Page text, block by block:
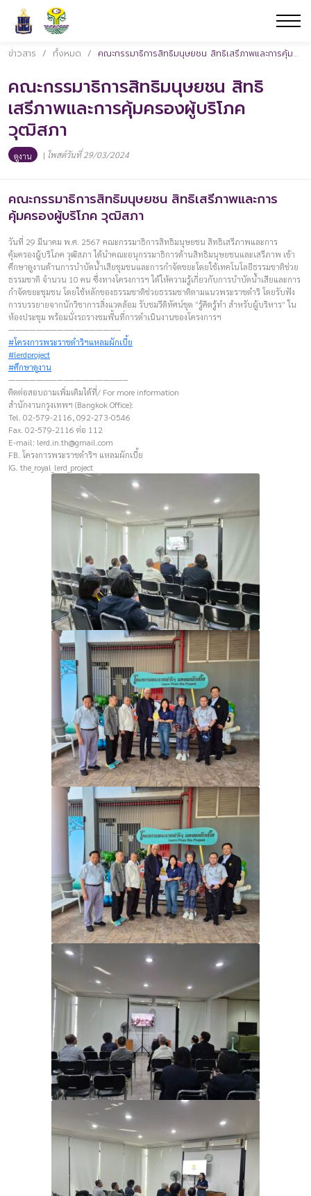
ข่าวสาร / ทั้งหมด / คณะกรรมาธิการสิทธิมนุษยชน สิทธิเสรีภาพและการคุ้มครองผู้บริโภค วุฒิสภา
คณะกรรมาธิการสิทธิมนุษยชน สิทธิ
เสรีภาพและการคุ้มครองผู้บริโภค
วุฒิสภา
ดูงาน | โพสต์วันที่ 29/03/2024
คณะกรรมาธิการสิทธิมนุษยชน สิทธิเสรีภาพและการ
คุ้มครองผู้บริโภค วุฒิสภา
วันที่ 29 มีนาคม พ.ศ. 2567 คณะกรรมาธิการสิทธิมนุษยชน สิทธิเสรีภาพและการ
คุ้มครองผู้บริโภค วุฒิสภา ได้นำคณะอนุกรรมาธิการด้านสิทธิมนุษยชนและเสรีภาพ เข้า
ศึกษาดูงานด้านการบำบัดน้ำเสียชุมชนและการกำจัดขยะโดยใช้เทคโนโลยีธรรมชาติช่วย
ธรรมชาติ จำนวน 10 คน ซึ่งทางโครงการฯ ได้ให้ความรู้เกี่ยวกับการบำบัดน้ำเสียและการ
กำจัดขยะชุมชน โดยใช้หลักของธรรมชาติช่วยธรรมชาติตามแนวพระราชดำริ โดยรับฟัง
การบรรยายจากนักวิชาการสิ่งแวดล้อม รับชมวีดิทัศน์ชุด “รู้คิดรู้ทำ สำหรับผู้บริหาร” ใน
ห้องประชุม พร้อมนั่งรถรางชมพื้นที่การดำเนินงานของโครงการฯ
————————–———————–
#โครงการพระราชดำริฯแหลมผักเบี้ย
#lerdproject
#ศึกษาดูงาน
————————–————————–
ติดต่อสอบถามเพิ่มเติมได้ที่/ For more information
สำนักงานกรุงเทพฯ (Bangkok Office):
Tel. 02-579-2116, 092-273-0546
Fax. 02-579-2116 ต่อ 112
E-mail: lerd.in.th@gmail.com
FB. โครงการพระราชดำริฯ แหลมผักเบี้ย
IG. the_royal_lerd_project